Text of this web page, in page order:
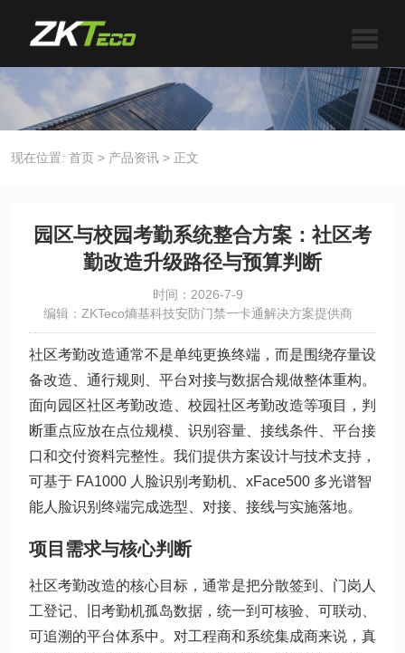
现在位置: 首页 > 产品资讯 > 正文
园区与校园考勤系统整合方案：社区考
勤改造升级路径与预算判断
时间：2026-7-9
编辑：ZKTeco熵基科技安防门禁一卡通解决方案提供商
社区考勤改造通常不是单纯更换终端，而是围绕存量设
备改造、通行规则、平台对接与数据合规做整体重构。
面向园区社区考勤改造、校园社区考勤改造等项目，判
断重点应放在点位规模、识别容量、接线条件、平台接
口和交付资料完整性。我们提供方案设计与技术支持，
可基于 FA1000 人脸识别考勤机、xFace500 多光谱智
能人脸识别终端完成选型、对接、接线与实施落地。
项目需求与核心判断
社区考勤改造的核心目标，通常是把分散签到、门岗人
工登记、旧考勤机孤岛数据，统一到可核验、可联动、
可追溯的平台体系中。对工程商和系统集成商来说，真